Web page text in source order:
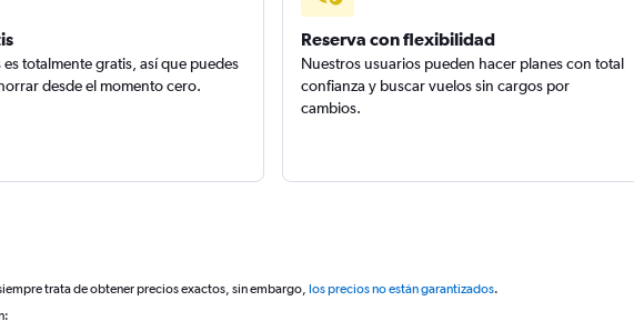
totalmente gratis, así que puedes
desde el momento cero.
Reserva con flexibilidad
Nuestros usuarios pueden hacer planes con total
confianza y buscar vuelos sin cargos por
cambios.
trata de obtener precios exactos, sin embargo, los precios no están garantizados.